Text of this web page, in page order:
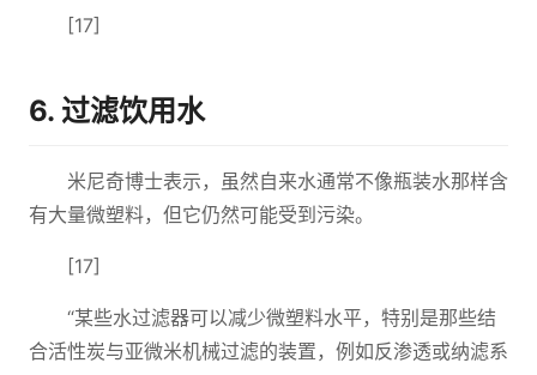
[17]
6. 过滤饮用水
米尼奇博士表示，虽然自来水通常不像瓶装水那样含
有大量微塑料，但它仍然可能受到污染。
[17]
“某些水过滤器可以减少微塑料水平，特别是那些结
合活性炭与亚微米机械过滤的装置，例如反渗透或纳滤系